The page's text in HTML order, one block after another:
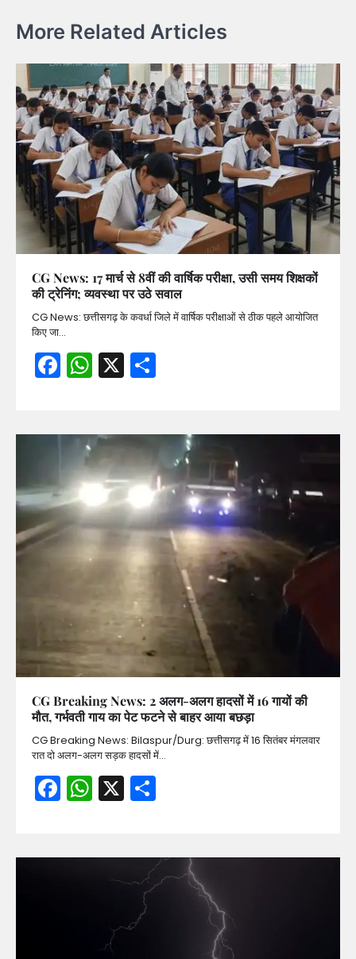
More Related Articles
CG News: 17 मार्च से 8वीं की वार्षिक परीक्षा, उसी समय शिक्षकों
की ट्रेनिंग; व्यवस्था पर उठे सवाल
CG News: छत्तीसगढ़ के कवर्धा जिले में वार्षिक परीक्षाओं से ठीक पहले आयोजित
किए जा…
Facebook
WhatsApp
X
CG Breaking News: 2 अलग-अलग हादसों में 16 गायों की
मौत, गर्भवती गाय का पेट फटने से बाहर आया बछड़ा
CG Breaking News: Bilaspur/Durg: छत्तीसगढ़ में 16 सितंबर मंगलवार
रात दो अलग-अलग सड़क हादसों में…
Facebook
WhatsApp
X